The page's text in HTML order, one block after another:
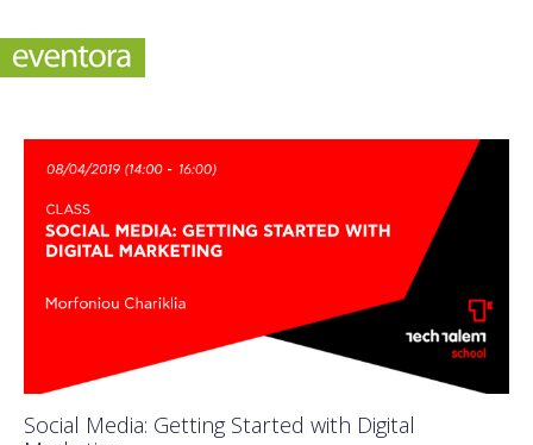
Social Media: Getting Started with Digital